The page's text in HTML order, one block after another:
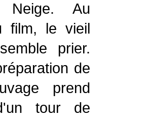
Neige. Au
film, le vieil
prier.
de
prend
tour de